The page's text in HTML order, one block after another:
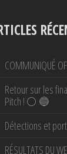
COMMUNIQUÉ
Retour sur les
Pitch ! ⚪ 🔵
Détections et
RÉSULTATS DU